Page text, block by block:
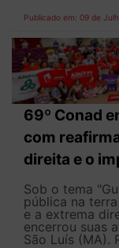
Publicado em: 09 de
69º Conad
com
direita e o
Sob o tema
pública na
e a extrema
encerrou suas
São Luís (MA).